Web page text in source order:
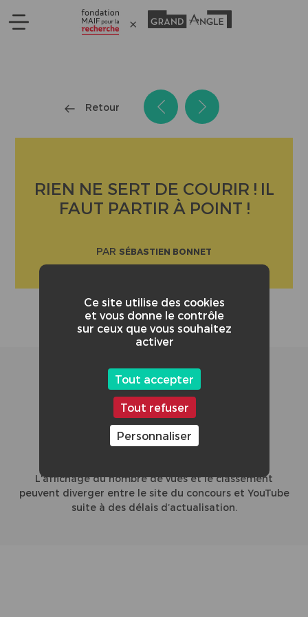
Retour
RIEN NE SERT DE COURIR ! IL
FAUT PARTIR À POINT !
PAR SÉBASTIEN BONNET
13/47
L'affichage du nombre de vues et le classement
peuvent diverger entre le site du concours et YouTube
suite à des délais d’actualisation.
Ce site utilise des cookies
et vous donne le contrôle
sur ceux que vous souhaitez
activer
Tout accepter
Tout refuser
Personnaliser